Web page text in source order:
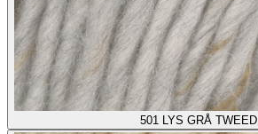
501 LYS GRÅ TWEED